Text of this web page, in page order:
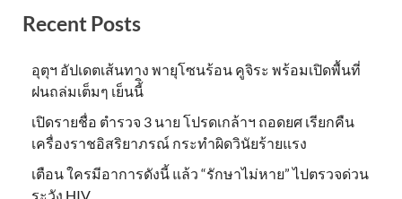
Recent Posts
อุตุฯ อัปเดตเส้นทาง พายุโซนร้อน คูจิระ พร้อมเปิดพื้นที่
ฝนถล่มเต็มๆ เย็นนี้ิ
เปิดรายชื่อ ตำรวจ 3 นาย โปรดเกล้าฯ ถอดยศ เรียกคืน
เครื่องราชอิสริยาภรณ์ กระทำผิดวินัยร้ายแรง
เตือน ใครมีอาการดังนี้ แล้ว “รักษาไม่หาย” ไปตรวจด่วน
ระวัง HIV